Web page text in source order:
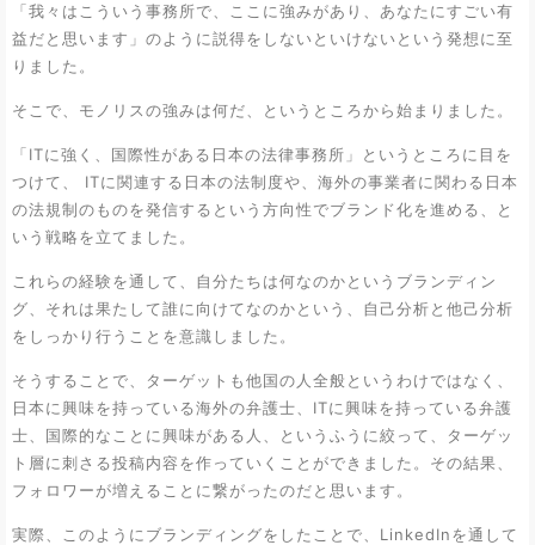
「我々はこういう事務所で、ここに強みがあり、あなたにすごい有
益だと思います」のように説得をしないといけないという発想に至
りました。
そこで、モノリスの強みは何だ、というところから始まりました。
「ITに強く、国際性がある日本の法律事務所」というところに目を
つけて、 ITに関連する日本の法制度や、海外の事業者に関わる日本
の法規制のものを発信するという方向性でブランド化を進める、と
いう戦略を立てました。
これらの経験を通して、自分たちは何なのかというブランディン
グ、それは果たして誰に向けてなのかという、自己分析と他己分析
をしっかり行うことを意識しました。
そうすることで、ターゲットも他国の人全般というわけではなく、
日本に興味を持っている海外の弁護士、ITに興味を持っている弁護
士、国際的なことに興味がある人、というふうに絞って、ターゲッ
ト層に刺さる投稿内容を作っていくことができました。その結果、
フォロワーが増えることに繋がったのだと思います。
実際、このようにブランディングをしたことで、LinkedInを通して